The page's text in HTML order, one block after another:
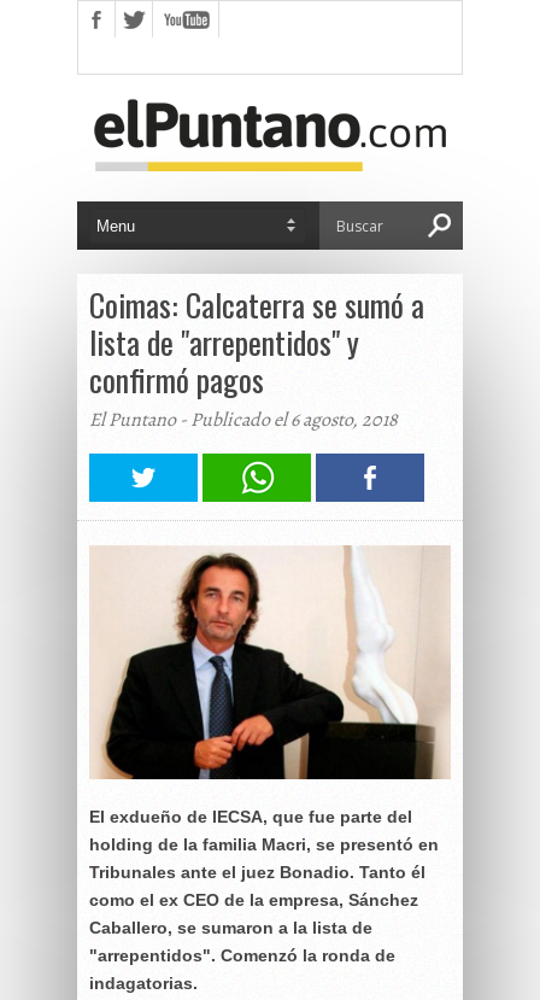
Coimas: Calcaterra se sumó a
lista de "arrepentidos" y
confirmó pagos
El Puntano - Publicado el 6 agosto, 2018
El exdueño de IECSA, que fue parte del
holding de la familia Macri, se presentó en
Tribunales ante el juez Bonadio. Tanto él
como el ex CEO de la empresa, Sánchez
Caballero, se sumaron a la lista de
"arrepentidos". Comenzó la ronda de
indagatorias.